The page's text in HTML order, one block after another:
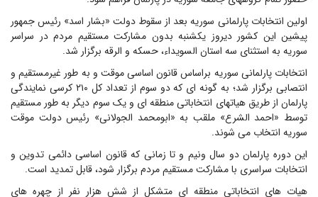
اولین انتخابات پارلمانی سوریه بعد از سقوط دولت «بشار اسد» رئیس جمهور
پیشین این کشور دیروز یکشنبه بدون مشارکت مستقیم مردم در سراسر
سوریه به استثنای سه استان السویداء، حسکه و الرقه برگزار شد.
انتخابات پارلمانی سوریه براساس قانون اساسی موقت و به طور غیرمستقیم و
انتصابی برگزار شد؛ به گونه ای که دو سوم از تعداد کل ۲۱۰ کرسی نمایندگی
پارلمان از طریق هیاتهای انتخاباتی منطقه ای و یک سوم دیگر به طور مستقیم
توسط «احمد الشرع» ملقب به «ابومحمد الجولانی» رئیس دولت موقت
سوریه انتخاب می شوند.
این دوره پارلمان دو سال ونیم و تا زمانی که قانون اساسی دائمی تدوین و
انتخابات سراسری با مشارکت مستقیم مردم برگزار شود، قابل تمدید است.
هیات های انتخاباتی منطقه ای متشکل از شش هزار نفر از چهره های